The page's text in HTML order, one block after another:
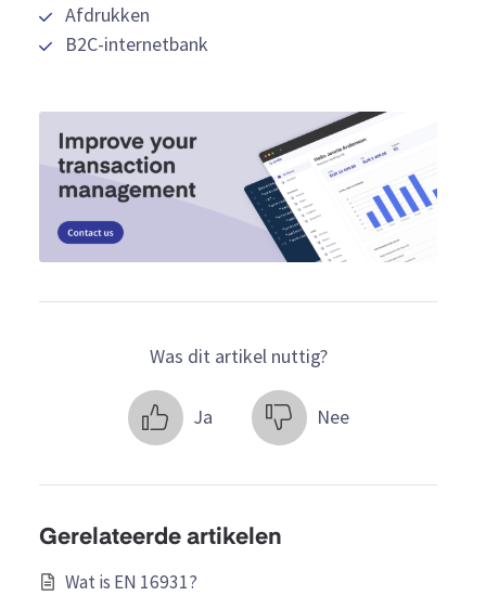
Afdrukken
B2C-internetbank
Was dit artikel nuttig?
Ja Nee
Gerelateerde artikelen
Wat is EN 16931?